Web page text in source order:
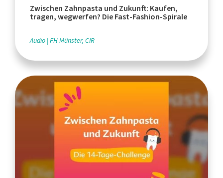
Zwischen Zahnpasta und Zukunft: Kaufen,
tragen, wegwerfen? Die Fast-Fashion-Spirale
Audio FH Münster, CIR